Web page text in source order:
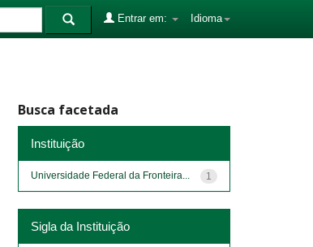
Idioma
Entrar em:
Busca facetada
Instituição
1
Universidade Federal da Fronteira...
Sigla da Instituição